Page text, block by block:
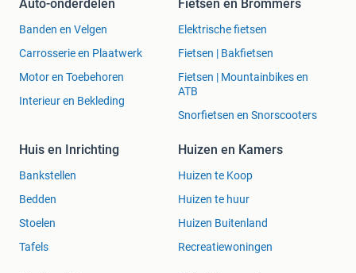
Auto-onderdelen
Banden en Velgen
Carrosserie en Plaatwerk
Motor en Toebehoren
Interieur en Bekleding
Fietsen en Brommers
Elektrische fietsen
Fietsen | Bakfietsen
Fietsen | Mountainbikes en
ATB
Snorfietsen en Snorscooters
Huis en Inrichting
Bankstellen
Bedden
Stoelen
Tafels
Huizen en Kamers
Huizen te Koop
Huizen te huur
Huizen Buitenland
Recreatiewoningen